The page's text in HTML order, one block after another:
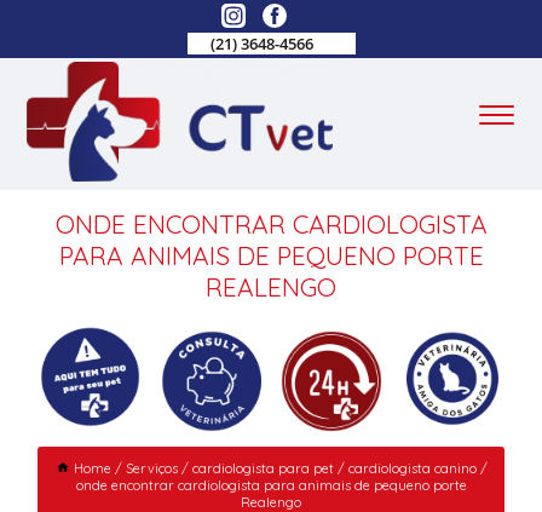
(21) 3648-4566
ONDE ENCONTRAR CARDIOLOGISTA
PARA ANIMAIS DE PEQUENO PORTE
REALENGO
Home Serviços cardiologista para pet
cardiologista canino
onde encontrar cardiologista para animais de pequeno porte
Realengo